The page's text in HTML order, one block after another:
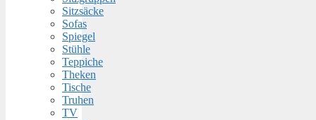
Sitzsäcke
Sofas
Spiegel
Stühle
Teppiche
Theken
Tische
Truhen
TV